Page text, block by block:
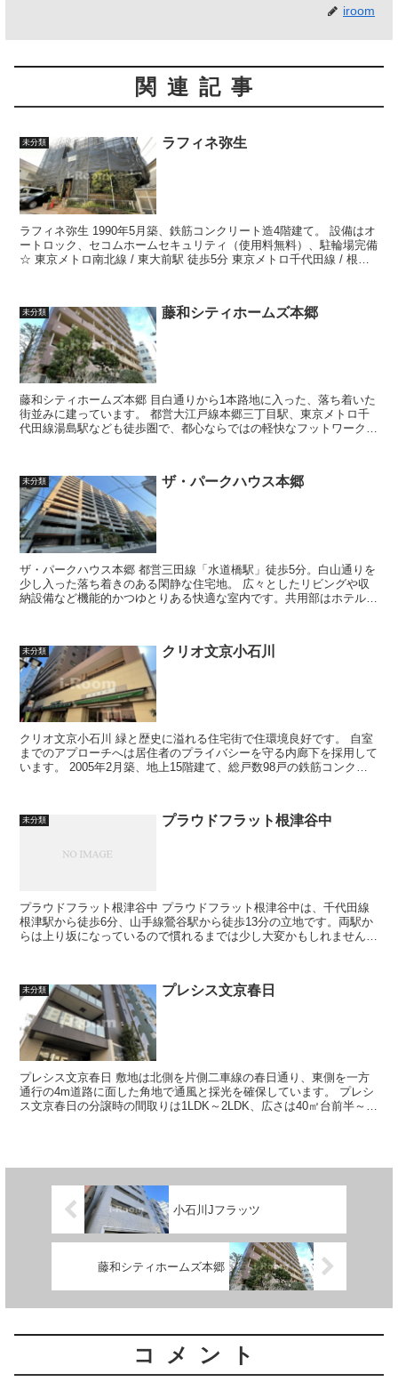
iroom
関連記事
未分類 ラフィネ弥生
ラフィネ弥生 1990年5月築、鉄筋コンクリート造4階建て。 設備はオ
ートロック、セコムホームセキュリティ（使用料無料）、駐輪場完備
☆ 東京メトロ南北線 / 東大前駅 徒歩5分 東京メトロ千代田線 / 根
未分類 藤和シティホームズ本郷
藤和シティホームズ本郷 目白通りから1本路地に入った、落ち着いた
街並みに建っています。 都営大江戸線本郷三丁目駅、東京メトロ千
代田線湯島駅なども徒歩圏で、都心ならではの軽快なフットワークが
未分類 ザ・パークハウス本郷
ザ・パークハウス本郷 都営三田線「水道橋駅」徒歩5分。白山通りを
少し入った落ち着きのある閑静な住宅地。 広々としたリビングや収
納設備など機能的かつゆとりある快適な室内です。共用部はホテルラ
未分類 クリオ文京小石川
クリオ文京小石川 緑と歴史に溢れる住宅街で住環境良好です。 自室
までのアプローチへは居住者のプライバシーを守る内廊下を採用して
います。 2005年2月築、地上15階建て、総戸数98戸の鉄筋コンクリ
未分類 プラウドフラット根津谷中
プラウドフラット根津谷中 プラウドフラット根津谷中は、千代田線
根津駅から徒歩6分、山手線鶯谷駅から徒歩13分の立地です。両駅か
らは上り坂になっているので慣れるまでは少し大変かもしれません。
未分類 プレシス文京春日
プレシス文京春日 敷地は北側を片側二車線の春日通り、東側を一方
通行の4m道路に面した角地で通風と採光を確保しています。 プレシ
ス文京春日の分譲時の間取りは1LDK～2LDK、広さは40㎡台前半～
小石川Jフラッツ
藤和シティホームズ本郷
コメント